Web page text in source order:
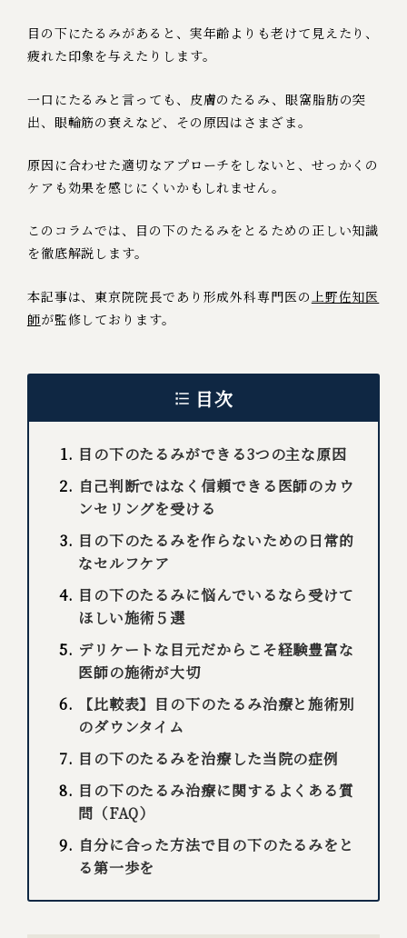
目の下にたるみがあると、実年齢よりも老けて見えたり、
疲れた印象を与えたりします。
一口にたるみと言っても、皮膚のたるみ、眼窩脂肪の突
出、眼輪筋の衰えなど、その原因はさまざま。
原因に合わせた適切なアプローチをしないと、せっかくの
ケアも効果を感じにくいかもしれません。
このコラムでは、目の下のたるみをとるための正しい知識
を徹底解説します。
本記事は、東京院院長であり形成外科専門医の 上野佐知医
師が監修しております。
目次
目の下のたるみができる3つの主な原因
自己判断ではなく信頼できる医師のカウ
ンセリングを受ける
目の下のたるみを作らないための日常的
なセルフケア
目の下のたるみに悩んでいるなら受けて
ほしい施術５選
デリケートな目元だからこそ経験豊富な
医師の施術が大切
【比較表】目の下のたるみ治療と施術別
のダウンタイム
目の下のたるみを治療した当院の症例
目の下のたるみ治療に関するよくある質
問（FAQ）
自分に合った方法で目の下のたるみをと
る第一歩を